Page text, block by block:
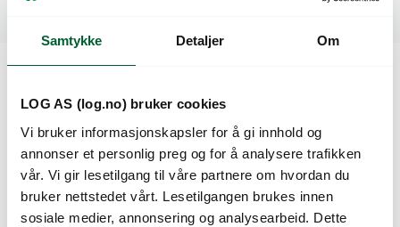
Samtykke Detaljer Om
LOG AS (log.no) bruker cookies
Vi bruker informasjonskapsler for å gi innhold og
annonser et personlig preg og for å analysere trafikken
vår. Vi gir lesetilgang til våre partnere om hvordan du
bruker nettstedet vårt. Lesetilgangen brukes innen
sosiale medier, annonsering og analysearbeid. Dette
Kunder så også på